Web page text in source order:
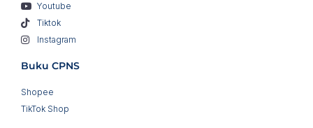
Youtube
Tiktok
Instagram
Buku CPNS
Shopee
TikTok Shop